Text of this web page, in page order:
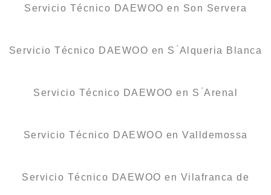
Servicio Técnico DAEWOO en Son Servera
Servicio Técnico DAEWOO en S ́Alqueria Blanca
Servicio Técnico DAEWOO en S ́Arenal
Servicio Técnico DAEWOO en Valldemossa
Servicio Técnico DAEWOO en Vilafranca de